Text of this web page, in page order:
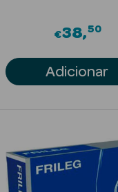
Massajadores
Corporais
€38 50
Adicionar